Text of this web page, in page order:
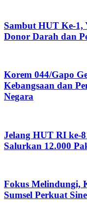
Sambut HUT Ke-
Donor Darah dan
Korem 044/Gapo
Kebangsaan dan
Negara
Jelang HUT RI ke-
Salurkan 12.000
Fokus Melindungi,
Sumsel Perkuat